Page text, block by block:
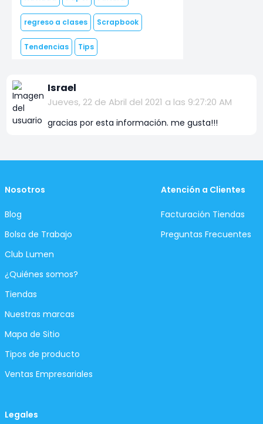
regreso a clases Scrapbook
Tendencias Tips
Israel
Jueves, 22 de Abril del 2021 a las 9:27:20 AM
gracias por esta información. me gusta!!!
Nosotros
Blog
Bolsa de Trabajo
Club Lumen
¿Quiénes somos?
Tiendas
Nuestras marcas
Mapa de Sitio
Tipos de producto
Ventas Empresariales
Atención a Clientes
Facturación Tiendas
Preguntas Frecuentes
Legales